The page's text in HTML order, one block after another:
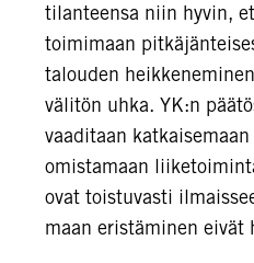
tilanteensa niin hyvin,
toimimaan
talouden
välitön uhka. YK:n
vaaditaan
omistamaan
ovat toistuvasti
maan eristäminen eivät